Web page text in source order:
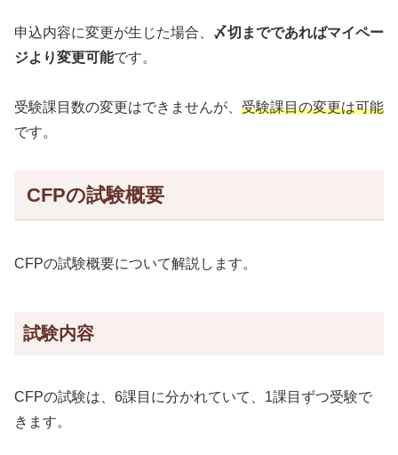
申込内容に変更が生じた場合、 〆切までであればマイペー
ジより変更可能です。
受験課目数の変更はできませんが、 受験課目の変更は可能
です。
CFPの試験概要
CFPの試験概要について解説します。
試験内容
CFPの試験は、6課目に分かれていて、1課目ずつ受験で
きます。